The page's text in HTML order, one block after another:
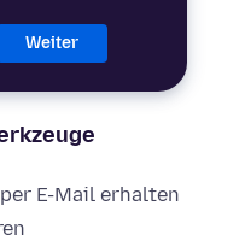
Weiter
E-Mail erhalten